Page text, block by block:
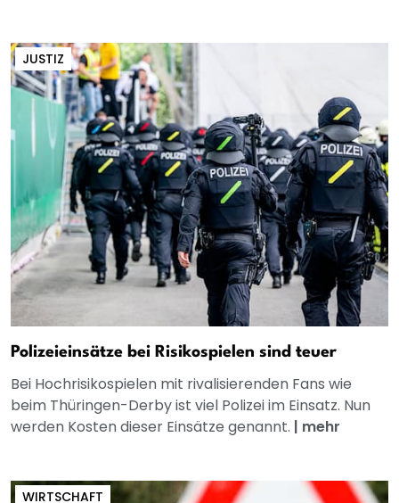
JUSTIZ
Polizeieinsätze bei Risikospielen sind teuer
Bei Hochrisikospielen mit rivalisierenden Fans wie
beim Thüringen-Derby ist viel Polizei im Einsatz. Nun
werden Kosten dieser Einsätze genannt. | mehr
WIRTSCHAFT